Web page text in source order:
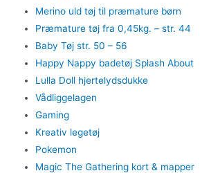
Merino uld tøj til præmature børn
Præmature tøj fra 0,45kg. – str. 44
Baby Tøj str. 50 – 56
Happy Nappy badetøj Splash About
Lulla Doll hjertelydsdukke
Vådliggelagen
Gaming
Kreativ legetøj
Pokemon
Magic The Gathering kort & mapper